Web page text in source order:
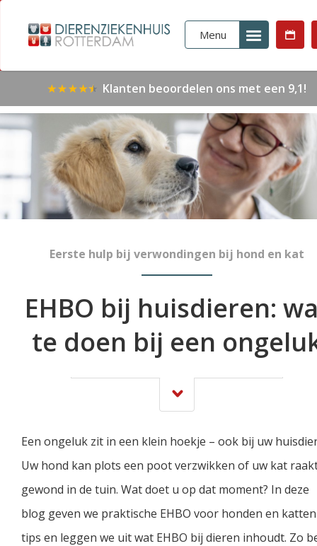
Klanten beoordelen ons met een 9,1!
Menu
Eerste hulp bij verwondingen bij hond en kat
EHBO bij huisdieren:
te doen bij een
Een ongeluk zit in een klein hoekje – ook bij uw
Uw hond kan plots een poot verzwikken of uw kat
gewond in de tuin. Wat doet u op dat moment? In deze
blog geven we praktische EHBO voor honden en katten
tips en leggen we uit wat EHBO bij dieren inhoudt. Zo